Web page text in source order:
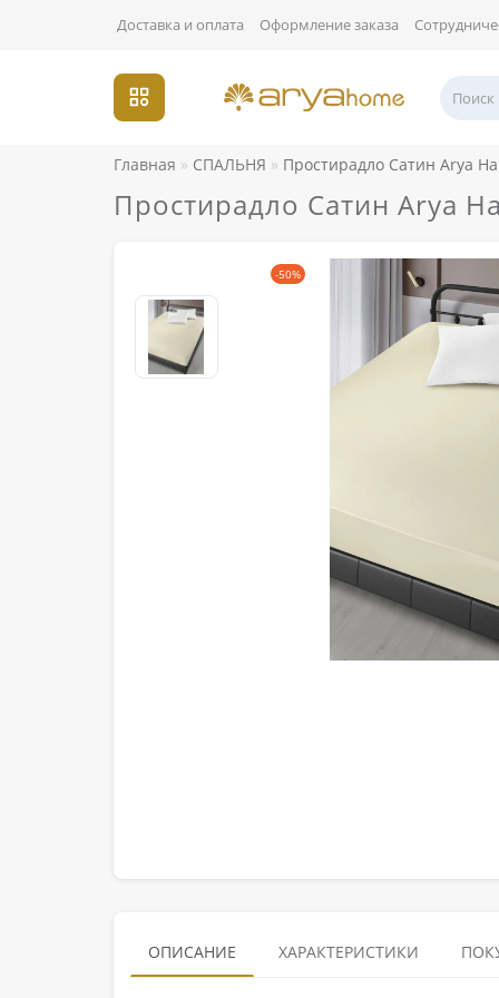
Доставка и оплата Оформление заказа
Главная СПАЛЬНЯ Простирадло Сатин Arya
Простирадло Сатин Arya
-50%
ОПИСАНИЕ ХАРАКТЕРИСТИКИ